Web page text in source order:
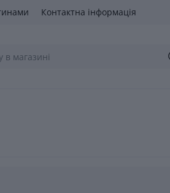
Контактна інформація